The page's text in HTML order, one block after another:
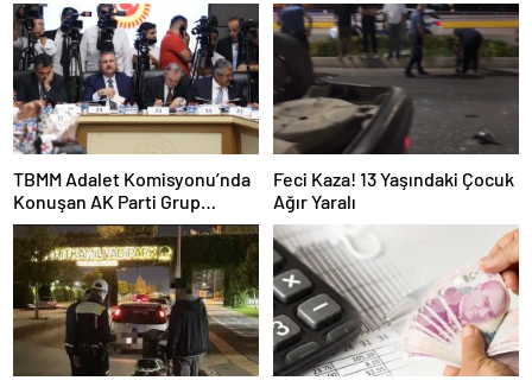
TBMM Adalet Komisyonu’nda
Konuşan AK Parti Grup
Başkanvekili Abdulhamit Gül:
“Kanun Teklifi Milletimizin
Teklifidir”
Feci Kaza! 13 Yaşındaki Çocuk
Ağır Yaralı